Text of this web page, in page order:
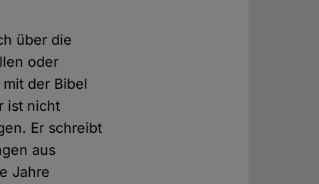
über die
oder
der Bibel
ist nicht
Er schreibt
aus
Jahre